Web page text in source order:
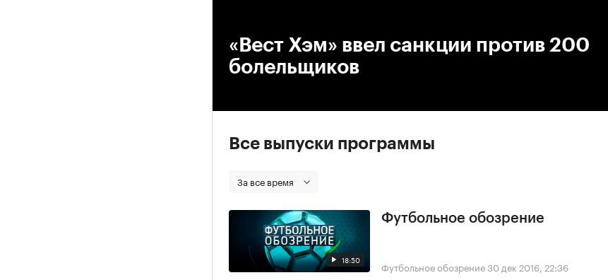
«Вест Хэм» ввел санкции против 200
болельщиков
Все выпуски программы
За все время
18:50
Футбольное обозрение
Футбольное обозрение30 дек 2016, 22:36